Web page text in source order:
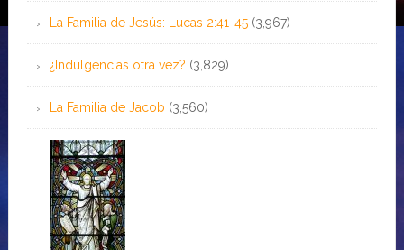
La Familia de Jesús: Lucas 2:41-45 (3,967)
¿Indulgencias otra vez? (3,829)
La Familia de Jacob (3,560)